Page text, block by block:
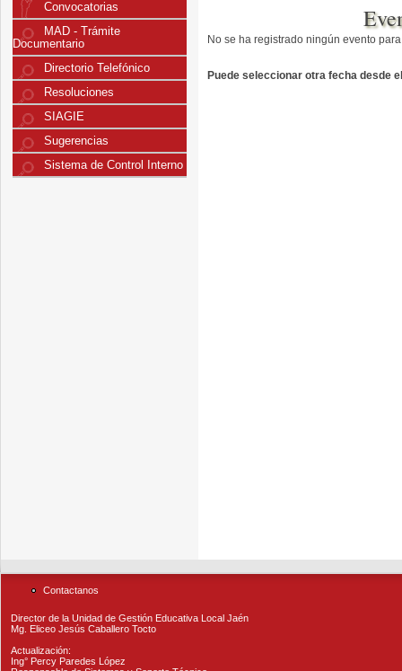
Convocatorias
MAD - Trámite
Documentario
Directorio Telefónico
Resoluciones
SIAGIE
Sugerencias
Sistema de Control Interno
No se ha registrado ningún evento
Puede seleccionar otra fecha desde
Contactanos
Director de la Unidad de Gestión Educativa Local Jaén
Mg. Eliceo Jesús Caballero Tocto
Actualización:
Ing° Percy Paredes López